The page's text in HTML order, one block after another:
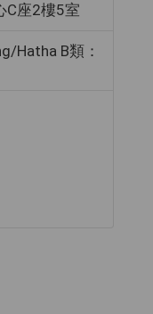
C座2樓5室
Hatha B類：